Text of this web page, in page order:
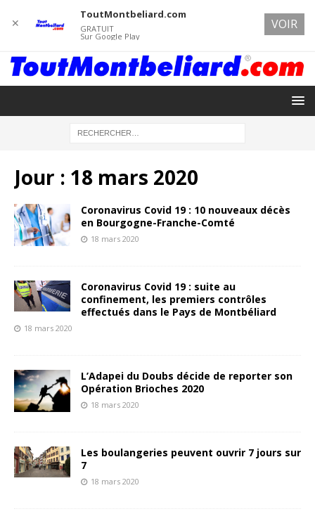
Jour : 18 mars 2020
Coronavirus Covid 19 : 10 nouveaux décès
en Bourgogne-Franche-Comté
18 mars 2020
Coronavirus Covid 19 : suite au
confinement, les premiers contrôles
effectués dans le Pays de Montbéliard
18 mars 2020
L’Adapei du Doubs décide de reporter son
Opération Brioches 2020
18 mars 2020
Les boulangeries peuvent ouvrir 7 jours sur
7
18 mars 2020
✕
ToutMontbeliard.com
GRATUIT
Sur Google Play
VOIR